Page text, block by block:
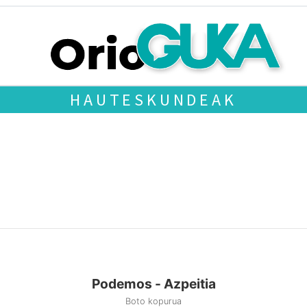
HAUTESKUNDEAK
Podemos - Azpeitia
Boto kopurua